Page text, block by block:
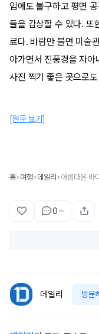
임에도 불구하고 평면
들을 감상할 수 있다. 또
료다. 바람만 불면 미술
아가면서 진풍경을 자아
사진 찍기 좋은 곳으로
[원문 보기]
홈>여행>데일리 >아름다운 바
0
데일리 방문